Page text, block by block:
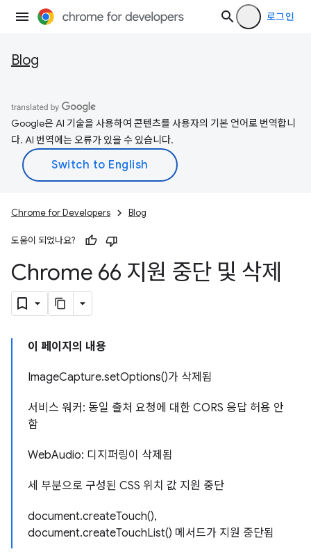
로그인
Blog
Google은 AI 기술을 사용하여 콘텐츠를 사용자의 기본 언어로 번역합니
다. AI 번역에는 오류가 있을 수 있습니다.
Chrome for Developers Blog
도움이 되었나요?
Chrome 66 지원 중단 및 삭제
이 페이지의 내용
ImageCapture.setOptions()가 삭제됨
서비스 워커: 동일 출처 요청에 대한 CORS 응답 허용 안
함
WebAudio: 디지퍼링이 삭제됨
세 부분으로 구성된 CSS 위치 값 지원 중단
document.createTouch(),
document.createTouchList() 메서드가 지원 중단됨